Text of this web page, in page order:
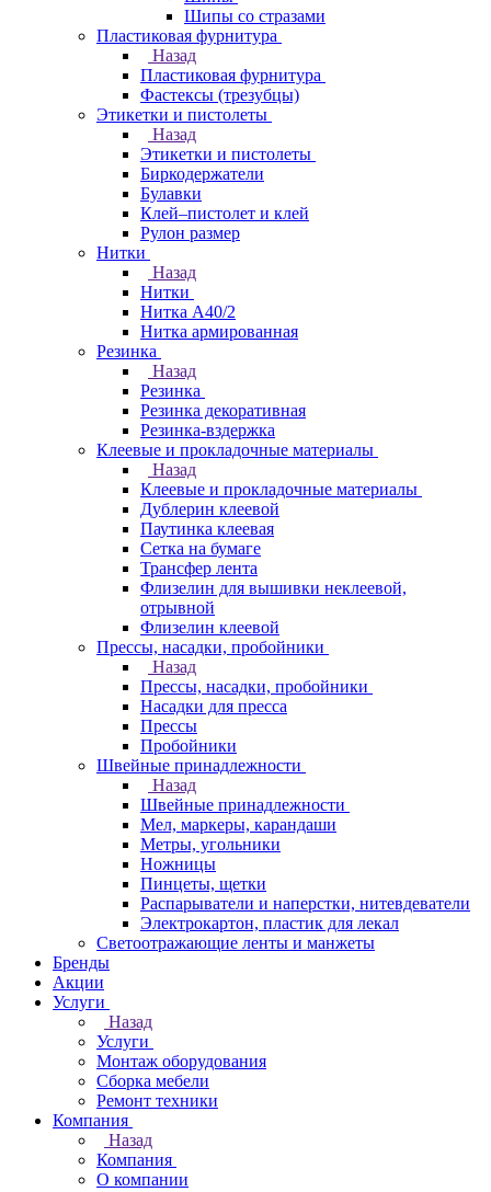
Шипы со стразами
Пластиковая фурнитура
Назад
Пластиковая фурнитура
Фастексы (трезубцы)
Этикетки и пистолеты
Назад
Этикетки и пистолеты
Биркодержатели
Булавки
Клей–пистолет и клей
Рулон размер
Нитки
Назад
Нитки
Нитка А40/2
Нитка армированная
Резинка
Назад
Резинка
Резинка декоративная
Резинка-вздержка
Клеевые и прокладочные материалы
Назад
Клеевые и прокладочные материалы
Дублерин клеевой
Паутинка клеевая
Сетка на бумаге
Трансфер лента
Флизелин для вышивки неклеевой,
отрывной
Флизелин клеевой
Прессы, насадки, пробойники
Назад
Прессы, насадки, пробойники
Насадки для пресса
Прессы
Пробойники
Швейные принадлежности
Назад
Швейные принадлежности
Мел, маркеры, карандаши
Метры, угольники
Ножницы
Пинцеты, щетки
Распарыватели и наперстки, нитевдеватели
Электрокартон, пластик для лекал
Светоотражающие ленты и манжеты
Бренды
Акции
Услуги
Назад
Услуги
Монтаж оборудования
Сборка мебели
Ремонт техники
Компания
Назад
Компания
О компании